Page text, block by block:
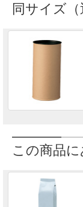
同サイズ（
この商品